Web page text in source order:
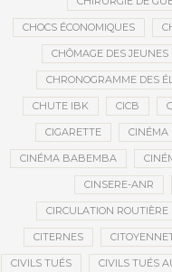
CHOCS ÉCONOMIQUES
CHÔMAGE DES JEUNES
CHRONOGRAMME DES
CHUTE IBK CICB
CIGARETTE CINÉMA
CINÉMA BABEMBA
CINSERE-ANR
CIRCULATION ROUTIÈRE
CITERNES
CIVILS TUÉS CIVILS TUÉS